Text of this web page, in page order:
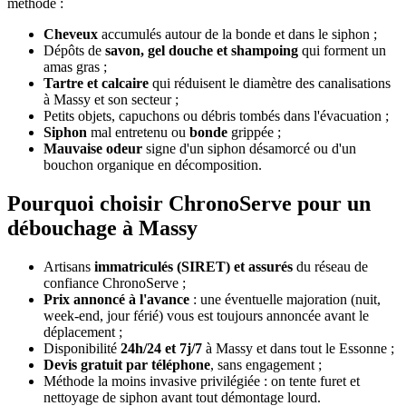
méthode :
Cheveux accumulés autour de la bonde et dans le siphon ;
Dépôts de savon, gel douche et shampoing qui forment un
amas gras ;
Tartre et calcaire qui réduisent le diamètre des canalisations
à Massy et son secteur ;
Petits objets, capuchons ou débris tombés dans l'évacuation ;
Siphon mal entretenu ou bonde grippée ;
Mauvaise odeur signe d'un siphon désamorcé ou d'un
bouchon organique en décomposition.
Pourquoi choisir ChronoServe pour un
débouchage à Massy
Artisans immatriculés (SIRET) et assurés du réseau de
confiance ChronoServe ;
Prix annoncé à l'avance : une éventuelle majoration (nuit,
week-end, jour férié) vous est toujours annoncée avant le
déplacement ;
Disponibilité 24h/24 et 7j/7 à Massy et dans tout le Essonne ;
Devis gratuit par téléphone, sans engagement ;
Méthode la moins invasive privilégiée : on tente furet et
nettoyage de siphon avant tout démontage lourd.